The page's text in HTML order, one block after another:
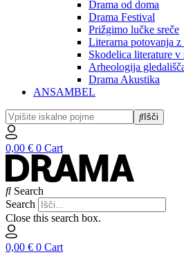
Drama od doma
Drama Festival
Prižgimo lučke sreče
Literarna potovanja
Skodelica literature v
Arheologija
Drama Akustika
ANSAMBEL
Išči
0,00 € 0 Cart
Search
Search
Close this search box.
0,00 € 0 Cart